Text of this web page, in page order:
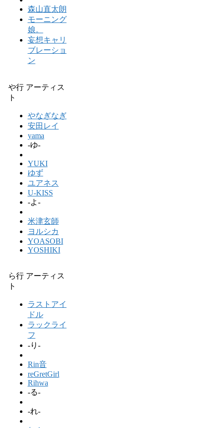
森山直太朗
モーニング
娘。
妄想キャリ
ブレーショ
ン
や行 アーティス
ト
やなぎなぎ
安田レイ
yama
-ゆ-
YUKI
ゆず
ユアネス
U-KISS
-よ-
米津玄師
ヨルシカ
YOASOBI
YOSHIKI
ら行 アーティス
ト
ラストアイ
ドル
ラックライ
フ
-り-
Rin音
reGretGirl
Rihwa
-る-
-れ-